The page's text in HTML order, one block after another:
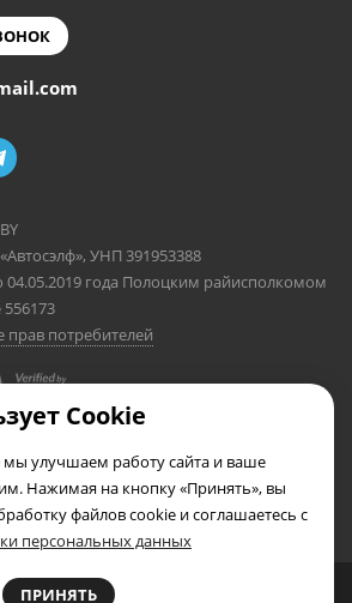
0
УНП 391953388
04.05.2019 года Полоцким райисполкомом
потребителей
Cookie
улучшаем работу сайта и ваше
Нажимая на кнопку «Принять», вы
файлов cookie и соглашаетесь с
персональных данных
ПРИНЯТЬ